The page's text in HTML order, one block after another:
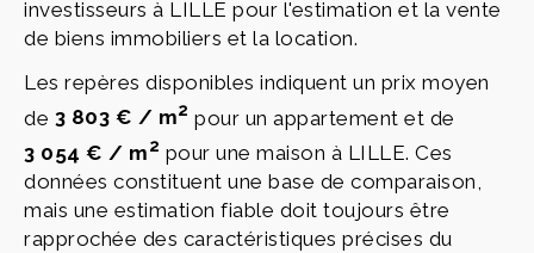
investisseurs à LILLE pour l'estimation et la vente
de biens immobiliers et la location.
Les repères disponibles indiquent un prix moyen
de 3 803 € / m2 pour un appartement et de
3 054 € / m2 pour une maison à LILLE. Ces
données constituent une base de comparaison,
mais une estimation fiable doit toujours être
rapprochée des caractéristiques précises du